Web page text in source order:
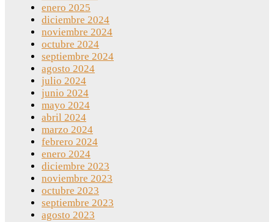
enero 2025
diciembre 2024
noviembre 2024
octubre 2024
septiembre 2024
agosto 2024
julio 2024
junio 2024
mayo 2024
abril 2024
marzo 2024
febrero 2024
enero 2024
diciembre 2023
noviembre 2023
octubre 2023
septiembre 2023
agosto 2023